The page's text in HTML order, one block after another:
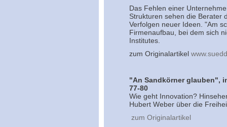
Das Fehlen einer
Strukturen sehen die Berater
Verfolgen neuer Ideen. "Am
Firmenaufbau, bei dem sich
Institutes.
zum Originalartikel
"An Sandkörner glauben",
77-80
Wie geht Innovation?
Hubert Weber über die
zum Originalartikel